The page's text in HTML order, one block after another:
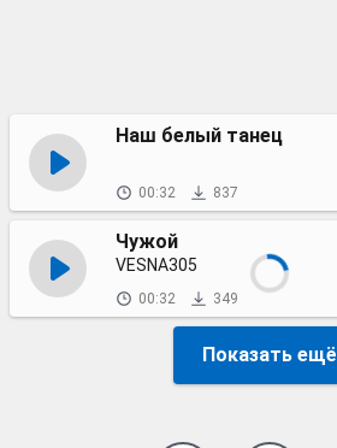
Наш белый танец
00:32 837
Чужой
VESNA305
00:32 349
Показать ещё